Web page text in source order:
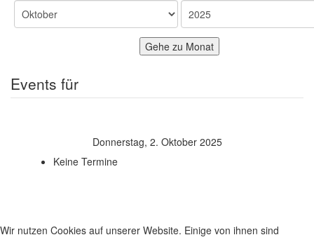
Gehe zu Monat
Events für
Donnerstag, 2. Oktober 2025
Keine Termine
Wir nutzen Cookies auf unserer Website. Einige von ihnen sind